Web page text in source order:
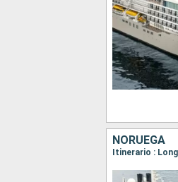
NORUEGA